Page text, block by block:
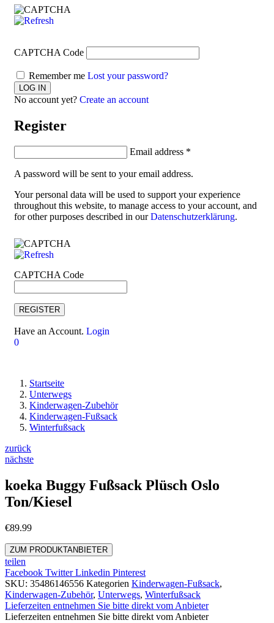
CAPTCHA Code
Remember me Lost your password?
No account yet? Create an account
Register
Email address *
A password will be sent to your email address.
Your personal data will be used to support your experience
throughout this website, to manage access to your account, and
for other purposes described in ourDatenschutzerklärung.
CAPTCHA Code
REGISTER
Have an Account. Login
0
Startseite
Unterwegs
Kinderwagen-Zubehör
Kinderwagen-Fußsack
Winterfußsack
zurück
nächste
koeka Buggy Fußsack Plüsch Oslo
Ton/Kiesel
€89.99
ZUM PRODUKTANBIETER
teilen
Facebook TwitterLinkedin Pinterest
SKU: 35486146556 Kategorien Kinderwagen-Fußsack,
Kinderwagen-Zubehör, Unterwegs, Winterfußsack
Lieferzeiten entnehmen Sie bitte direkt vom Anbieter
Lieferzeiten entnehmen Sie bitte direkt vom Anbieter